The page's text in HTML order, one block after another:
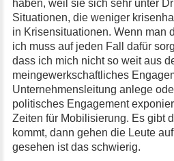
haben, weil sie sich sehr unter
Situationen, die weniger
in Krisensituationen. Wenn man
ich muss auf jeden Fall dafür
dass ich mich nicht so weit aus
meingewerkschaftliches
Unternehmensleitung anlege
politisches Engagement
Zeiten für Mobilisierung. Es gibt
kommt, dann gehen die Leute
gesehen ist das schwierig.